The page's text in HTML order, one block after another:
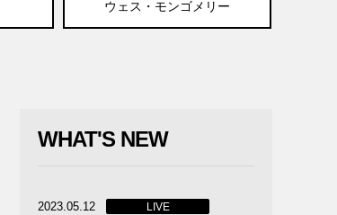
ウェス・モンゴメリー
WHAT'S NEW
2023.05.12 LIVE